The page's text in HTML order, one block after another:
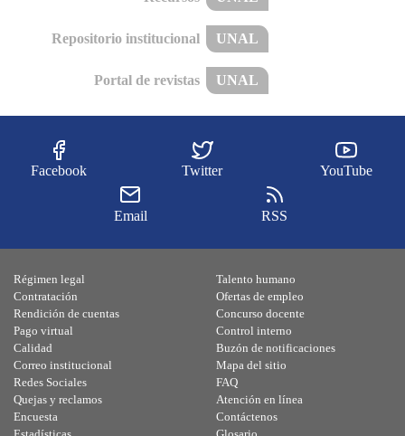
Repositorio institucional UNAL
Portal de revistas UNAL
Facebook Twitter YouTube
Email RSS
Régimen legal
Contratación
Rendición de cuentas
Pago virtual
Calidad
Talento humano
Ofertas de empleo
Concurso docente
Control interno
Buzón de notificaciones
Correo institucional
Redes Sociales
Quejas y reclamos
Encuesta
Mapa del sitio
FAQ
Atención en línea
Contáctenos